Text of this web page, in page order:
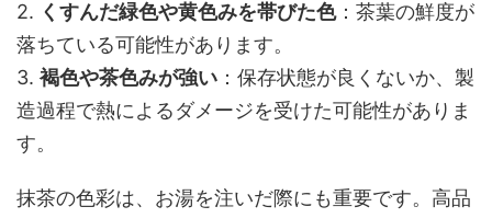
2. くすんだ緑色や黄色みを帯びた色：茶葉の鮮度が
落ちている可能性があります。
3. 褐色や茶色みが強い ：保存状態が良くないか、製
造過程で熱によるダメージを受けた可能性がありま
す。
抹茶の色彩は、お湯を注いだ際にも重要です。高品